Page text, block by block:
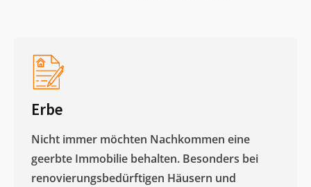
Erbe
Nicht immer möchten Nachkommen eine
geerbte Immobilie behalten. Besonders bei
renovierungsbedürftigen Häusern und